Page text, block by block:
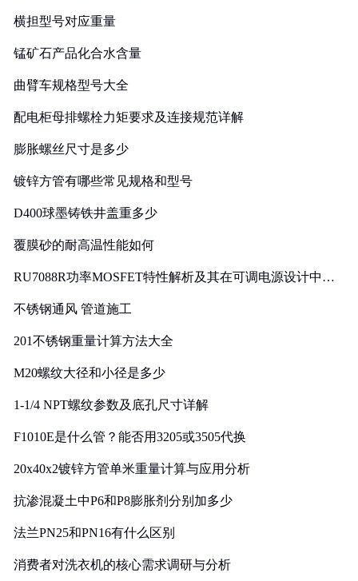
横担型号对应重量
锰矿石产品化合水含量
曲臂车规格型号大全
配电柜母排螺栓力矩要求及连接规范详解
膨胀螺丝尺寸是多少
镀锌方管有哪些常见规格和型号
D400球墨铸铁井盖重多少
覆膜砂的耐高温性能如何
RU7088R功率MOSFET特性解析及其在可调电源设计中的
不锈钢通风 管道施工
201不锈钢重量计算方法大全
M20螺纹大径和小径是多少
1-1/4 NPT螺纹参数及底孔尺寸详解
F1010E是什么管？能否用3205或3505代换
20x40x2镀锌方管单米重量计算与应用分析
抗渗混凝土中P6和P8膨胀剂分别加多少
法兰PN25和PN16有什么区别
消费者对洗衣机的核心需求调研与分析